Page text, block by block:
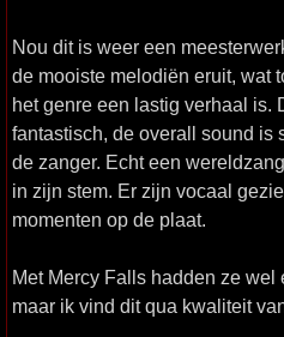
Nou dit is weer een
de mooiste melodiën eruit, wat
het genre een lastig verhaal is.
fantastisch, de overall sound is
de zanger. Echt een
in zijn stem. Er zijn vocaal
momenten op de plaat.
Met Mercy Falls hadden ze wel
maar ik vind dit qua kwaliteit